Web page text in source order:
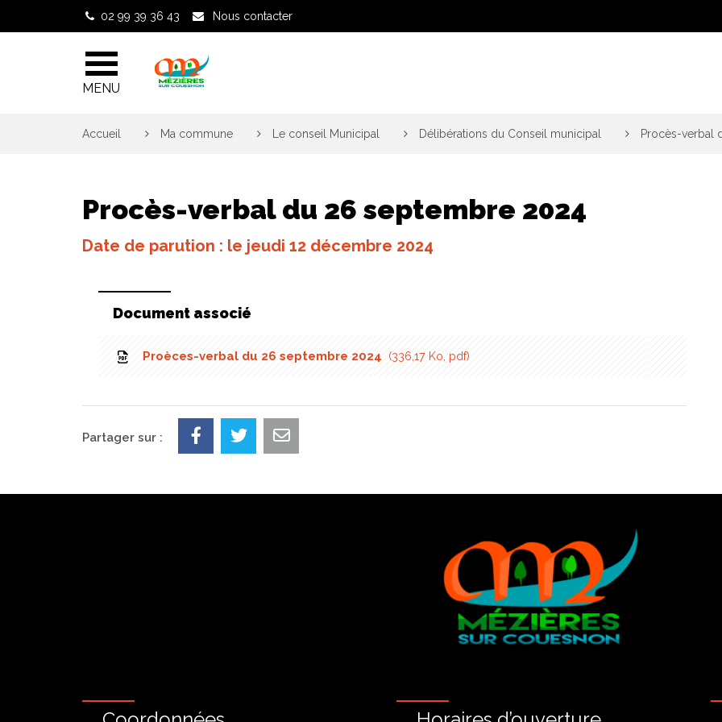
02 99 39 36 43 Nous contacter
MENU
Accueil Ma commune Le conseil Municipal Délibérations du Conseil municipal Procès-verbal
Procès-verbal du 26 septembre 2024
Date de parution : le jeudi 12 décembre 2024
Document associé
Proèces-verbal du 26 septembre 2024 336,17 Ko, pdf
Partager sur :